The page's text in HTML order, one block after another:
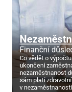
Finanční
Co vědět o
ukončení
nezaměstnanost
sám platí
v